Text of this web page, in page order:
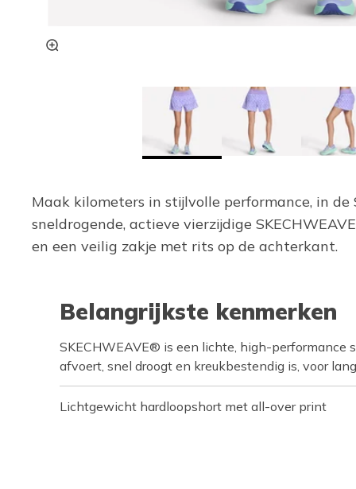
Maak kilometers in stijlvolle performance, in
sneldrogende, actieve vierzijdige
en een veilig zakje met rits op de achterkant.
Belangrijkste kenmerken
SKECHWEAVE® is een lichte, high-performance
afvoert, snel droogt en kreukbestendig is, voor
Lichtgewicht hardloopshort met all-over print